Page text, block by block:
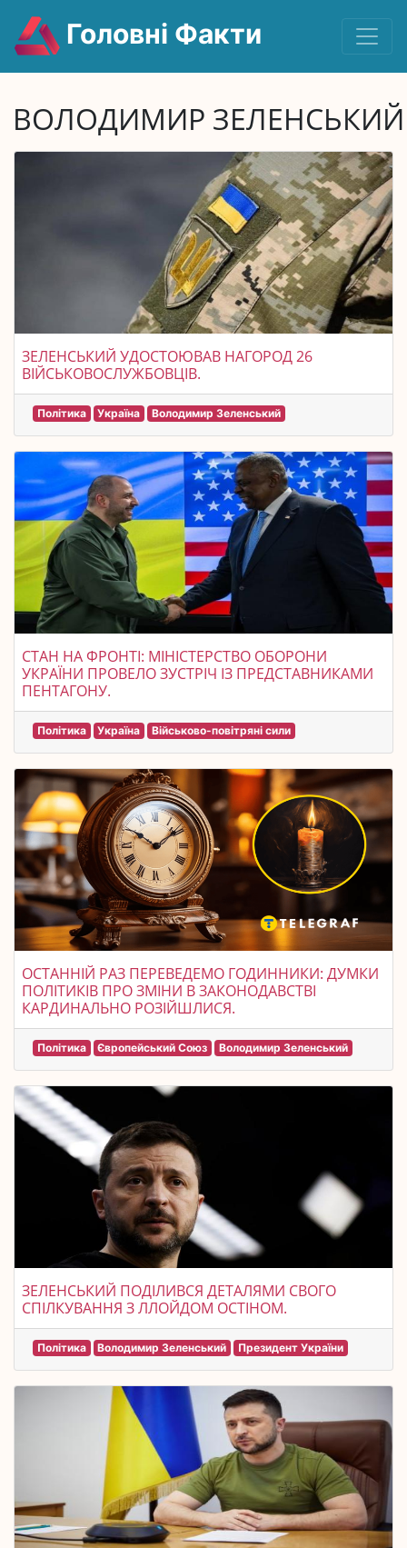
Головні Факти
ВОЛОДИМИР ЗЕЛЕНСЬКИЙ
ЗЕЛЕНСЬКИЙ УДОСТОЮВАВ НАГОРОД 26
ВІЙСЬКОВОСЛУЖБОВЦІВ.
Політика Україна Володимир Зеленський
СТАН НА ФРОНТІ: МІНІСТЕРСТВО ОБОРОНИ
УКРАЇНИ ПРОВЕЛО ЗУСТРІЧ ІЗ ПРЕДСТАВНИКАМИ
ПЕНТАГОНУ.
Політика Україна Військово-повітряні сили
ОСТАННІЙ РАЗ ПЕРЕВЕДЕМО ГОДИННИКИ: ДУМКИ
ПОЛІТИКІВ ПРО ЗМІНИ В ЗАКОНОДАВСТВІ
КАРДИНАЛЬНО РОЗІЙШЛИСЯ.
Політика Європейський Союз Володимир Зеленський
ЗЕЛЕНСЬКИЙ ПОДІЛИВСЯ ДЕТАЛЯМИ СВОГО
СПІЛКУВАННЯ З ЛЛОЙДОМ ОСТІНОМ.
Політика Володимир Зеленський Президент України